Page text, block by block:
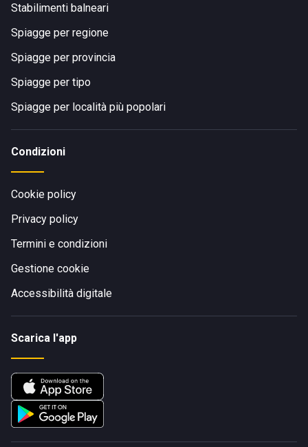
Stabilimenti balneari
Spiagge per regione
Spiagge per provincia
Spiagge per tipo
Spiagge per località più popolari
Condizioni
Cookie policy
Privacy policy
Termini e condizioni
Gestione cookie
Accessibilità digitale
Scarica l'app